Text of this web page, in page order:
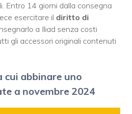
Entro 14 giorni dalla consegna
esercitare il diritto di
a Iliad senza costi
gli accessori originali contenuti
abbinare uno
a novembre 2024